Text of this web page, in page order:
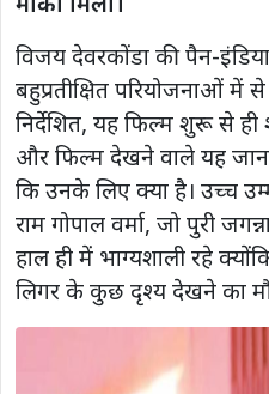
विजय देवरकोंडा की पैन-
बहुप्रतीक्षित परियोजनाओं में से
निर्देशित, यह फिल्म शुरू से ही
और फिल्म देखने वाले यह
कि उनके लिए क्या है। उच्च
राम गोपाल वर्मा, जो पुरी
हाल ही में भाग्यशाली रहे
लिगर के कुछ दृश्य देखने का